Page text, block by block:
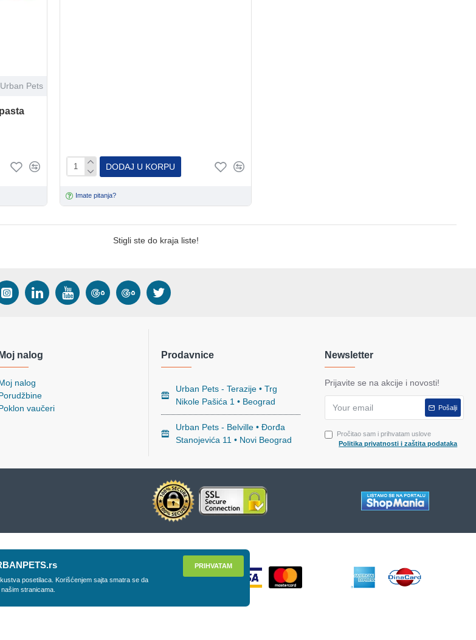
Urban Pets
DODAJ U KORPU
Imate pitanja?
Stigli ste do kraja liste!
Moj nalog
nalog
vaučeri
Prodavnice
Urban Pets - Terazije • Trg
Nikole Pašića 1 • Beograd
Urban Pets - Belville • Đorđa
Stanojevića 11 • Novi Beograd
Newsletter
Prijavite se na akcije i novosti!
Pošalji
Pročitao sam i prihvatam uslove
Politika privatnosti i zaštita podataka
PRIHVATAM
posetilaca. Korišćenjem sajta smatra se da
stranicama.